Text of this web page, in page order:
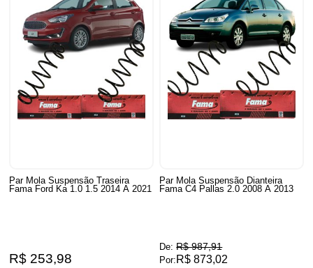
Par Mola Suspensão Traseira
Fama Ford Ka 1.0 1.5 2014 A 2021
R$ 253,98
Par Mola Suspensão Dianteira
Fama C4 Pallas 2.0 2008 A 2013
De: R$ 987,91
Por: R$ 873,02